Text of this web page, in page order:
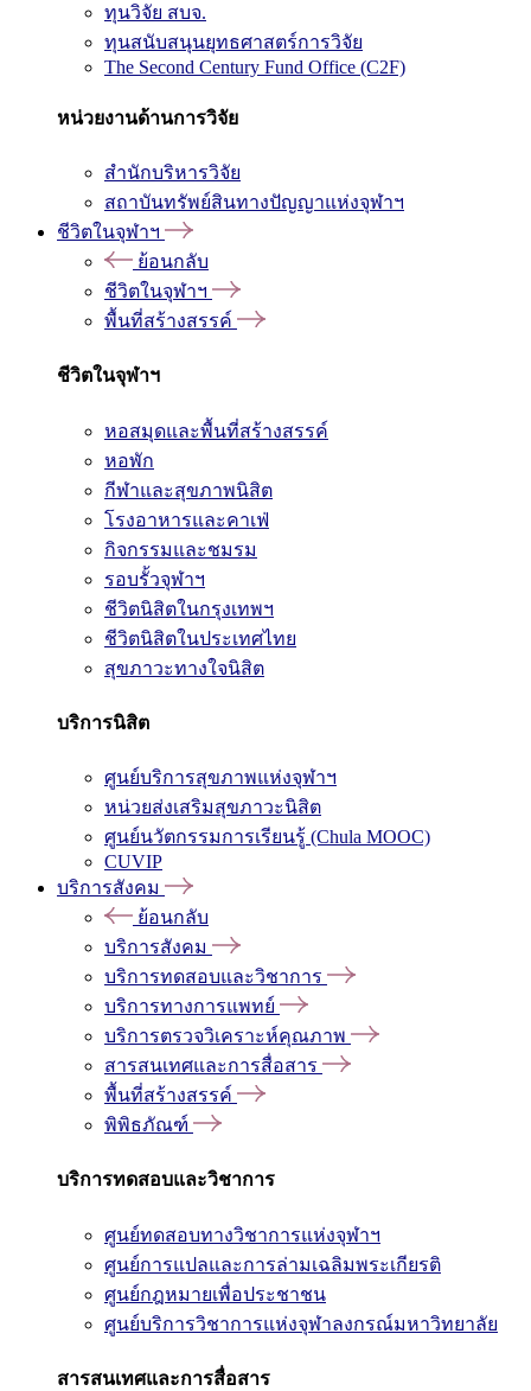
ทุนวิจัย สบจ.
ทุนสนับสนุนยุทธศาสตร์การวิจัย
The Second Century Fund Office (C2F)
หน่วยงานด้านการวิจัย
สำนักบริหารวิจัย
สถาบันทรัพย์สินทางปัญญาแห่งจุฬาฯ
ชีวิตในจุฬาฯ
ย้อนกลับ
ชีวิตในจุฬาฯ
พื้นที่สร้างสรรค์
ชีวิตในจุฬาฯ
หอสมุดและพื้นที่สร้างสรรค์
หอพัก
กีฬาและสุขภาพนิสิต
โรงอาหารและคาเฟ่
กิจกรรมและชมรม
รอบรั้วจุฬาฯ
ชีวิตนิสิตในกรุงเทพฯ
ชีวิตนิสิตในประเทศไทย
สุขภาวะทางใจนิสิต
บริการนิสิต
ศูนย์บริการสุขภาพแห่งจุฬาฯ
หน่วยส่งเสริมสุขภาวะนิสิต
ศูนย์นวัตกรรมการเรียนรู้ (Chula MOOC)
CUVIP
บริการสังคม
ย้อนกลับ
บริการสังคม
บริการทดสอบและวิชาการ
บริการทางการแพทย์
บริการตรวจวิเคราะห์คุณภาพ
สารสนเทศและการสื่อสาร
พื้นที่สร้างสรรค์
พิพิธภัณฑ์
บริการทดสอบและวิชาการ
ศูนย์ทดสอบทางวิชาการแห่งจุฬาฯ
ศูนย์การแปลและการล่ามเฉลิมพระเกียรติ
ศูนย์กฎหมายเพื่อประชาชน
ศูนย์บริการวิชาการแห่งจุฬาลงกรณ์มหาวิทยาลัย
สารสนเทศและการสื่อสาร